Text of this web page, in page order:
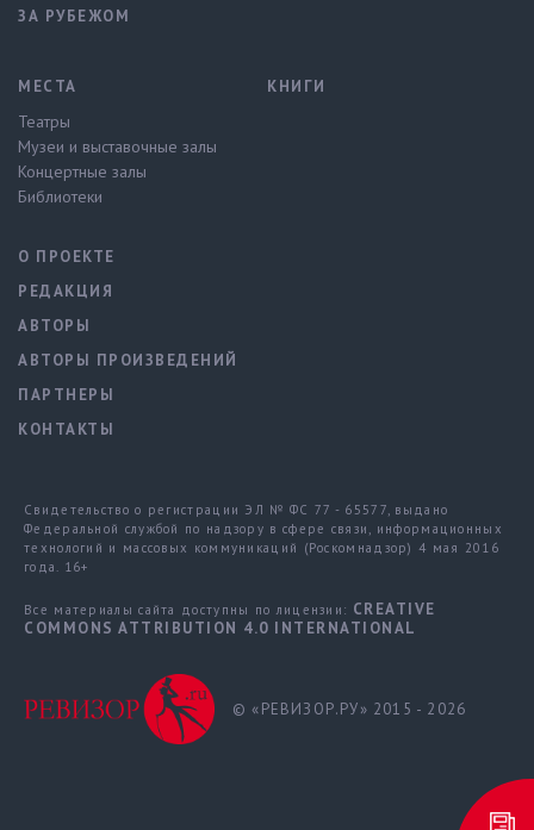
ЗА РУБЕЖОМ
МЕСТА
Театры
Музеи и выставочные залы
Концертные залы
Библиотеки
КНИГИ
О ПРОЕКТЕ
РЕДАКЦИЯ
АВТОРЫ
АВТОРЫ ПРОИЗВЕДЕНИЙ
ПАРТНЕРЫ
КОНТАКТЫ
Свидетельство о регистрации ЭЛ № ФС 77 - 65577, выдано
Федеральной службой по надзору в сфере связи, информационных
технологий и массовых коммуникаций (Роскомнадзор) 4 мая 2016
года. 16+
Все материалы сайта доступны по лицензии: CREATIVE
COMMONS ATTRIBUTION 4.0 INTERNATIONAL
© «РЕВИЗОР.РУ» 2015 - 2026